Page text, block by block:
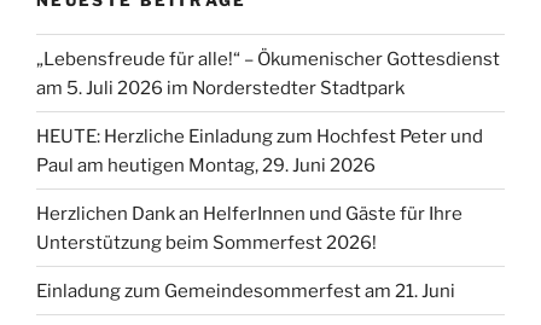
„Lebensfreude für alle!“ – Ökumenischer Gottesdienst
am 5. Juli 2026 im Norderstedter Stadtpark
HEUTE: Herzliche Einladung zum Hochfest Peter und
Paul am heutigen Montag, 29. Juni 2026
Herzlichen Dank an HelferInnen und Gäste für Ihre
Unterstützung beim Sommerfest 2026!
Einladung zum Gemeindesommerfest am 21. Juni